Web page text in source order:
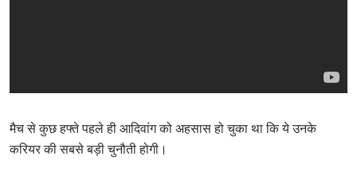
मैच से कुछ हफ्ते पहले ही आदिवांग को अहसास हो चुका था कि ये उनके
करियर की सबसे बड़ी चुनौती होगी।